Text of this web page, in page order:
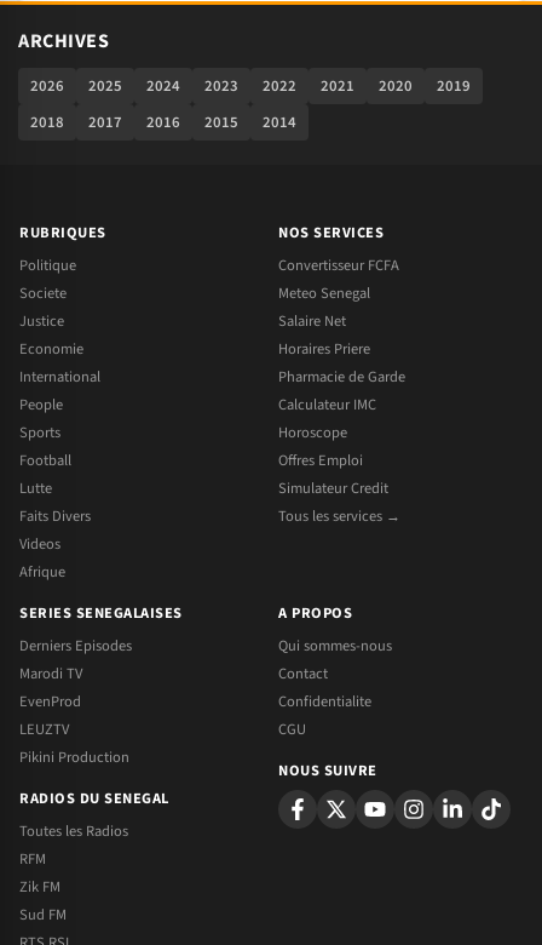
ARCHIVES
2026 2025 2024 2023 2022 2021 2020
2019
2018
2017 2016 2015 2014
RUBRIQUES
Politique
Societe
Justice
Economie
International
People
Sports
Football
Lutte
Faits Divers
Videos
Afrique
NOS SERVICES
Convertisseur FCFA
Meteo Senegal
Salaire Net
Horaires Priere
Pharmacie de Garde
Calculateur IMC
Horoscope
Offres Emploi
Simulateur Credit
Tous les services →
SERIES SENEGALAISES
Derniers Episodes
Marodi TV
EvenProd
LEUZTV
Pikini Production
RADIOS DU SENEGAL
Toutes les Radios
RFM
Zik FM
Sud FM
A PROPOS
Qui sommes-nous
Contact
Confidentialite
CGU
NOUS SUIVRE